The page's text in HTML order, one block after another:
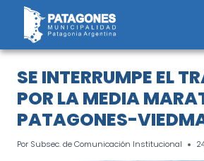
Saltar
contenido
SE INTERRUMPE EL
POR LA MEDIA
PATAGONES-
Por Subsec. de Comunicación Institucional